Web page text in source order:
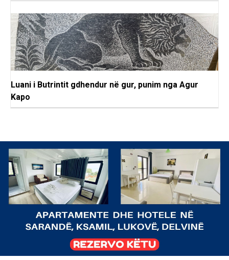
Luani i Butrintit gdhendur në gur, punim nga Agur
Kapo